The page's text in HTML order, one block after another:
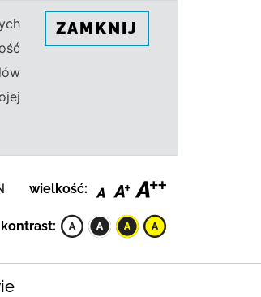
ZAMKNIJ
wielkość:
kontrast: